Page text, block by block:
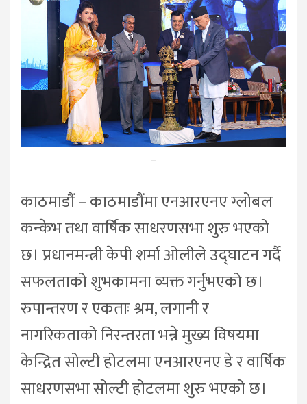
–
काठमाडौं – काठमाडौंमा एनआरएनए ग्लोबल
कन्केभ तथा वार्षिक साधरणसभा शुरु भएको
छ। प्रधानमन्त्री केपी शर्मा ओलीले उद्घाटन गर्दै
सफलताको शुभकामना व्यक्त गर्नुभएको छ।
रुपान्तरण र एकताः श्रम, लगानी र
नागरिकताको निरन्तरता भन्ने मुख्य विषयमा
केन्द्रित सोल्टी होटलमा एनआरएनए डे र वार्षिक
साधरणसभा सोल्टी होटलमा शुरु भएको छ।